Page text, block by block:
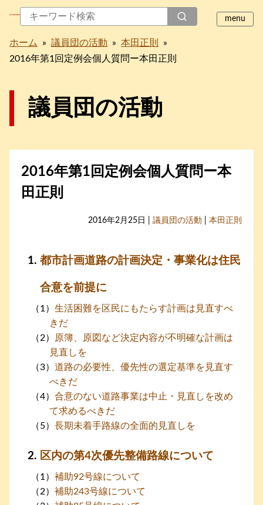
ホーム » 議員団の活動 » 本田正則
»
2016年第1回定例会個人質問ー本田正則
議員団の活動
2016年第1回定例会個人質問ー本
田正則
2016年2月25日 | 議員団の活動 本田正則
都市計画道路の計画決定・事業化は住民
合意を前提に
生活困難を区民にもたらす計画は見直すべ
きだ
原簿、原図など決定内容が不明確な計画は
見直しを
道路の必要性、優先性の選定基準を見直す
べきだ
合意のない道路事業は中止・見直しを改め
て求めるべきだ
長期未着手路線の全面的見直しを
区内の第4次優先整備路線について
補助92号線について
補助243号線について